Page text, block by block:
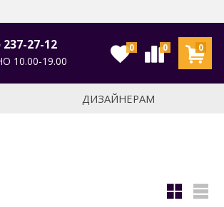
237-27-12
10.00-19.00
0
0 0
ДИЗАЙНЕРАМ